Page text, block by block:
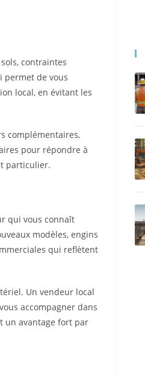
contraintes
permet de vous
local, en évitant les
complémentaires,
pour répondre à
particulier.
qui vous connaît
modèles, engins
qui reflètent
Un vendeur local
accompagner dans
un avantage fort par